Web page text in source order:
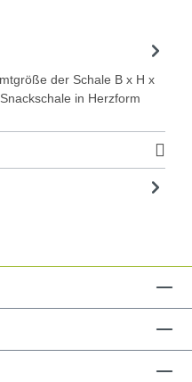
der Schale B x H x
in Herzform